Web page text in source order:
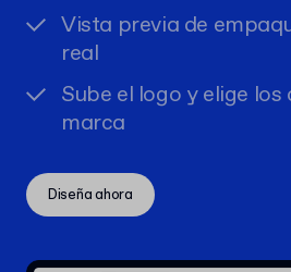
Vista previa de
real
Sube el logo y elige los
marca
Diseña ahora